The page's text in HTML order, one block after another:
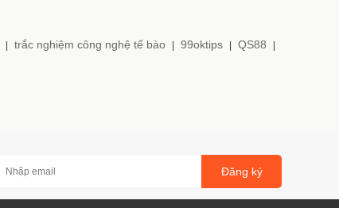
trắc nghiệm công nghệ tế bào 99oktips QS88
Đăng ký